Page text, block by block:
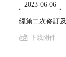
2023-06-06
經第二次修訂
下载附件